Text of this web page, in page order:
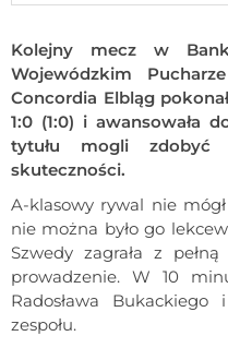
Kolejny mecz w
Wojewódzkim
Concordia Elbląg
1:0 (1:0) i awansowała
tytułu mogli zdobyć
skuteczności.
A-klasowy rywal nie
nie można było go
Szwedy zagrała z
prowadzenie. W 10
Radosława
zespołu.